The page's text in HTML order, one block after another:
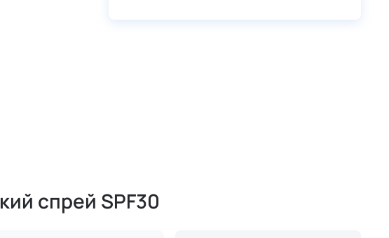
спрей SPF30